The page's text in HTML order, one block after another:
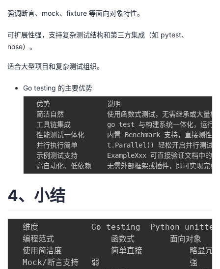
强调断言、mock、fixture 等面向对象特性。
可扩展性强，支持复杂测试结构和第三方集成（如 pytest、
nose）。
适合大型项目和复杂测试组织。
Go testing 的主要优势
  优势  				说明
  简洁自然    		使用函数式测试，无需继承或大量样板代码。
  工具链集成   		go test 与构建系统一体化，运行、性能、覆盖率一条命令搞定。
  性能测试一体化 		内置 Benchmark 支持，直接测性能数据。
  并行执行简单  		t.Parallel() 轻松开启并行测试。
  示例测试支持  		ExampleXxx 可直接验证文档中的代码示例。
4、小结
  维度  			Go testing  Python unittest
  编程范式    		函数式 		面向对象
  使用简洁度   		简单直接  		略显冗长
  Mock/断言支持  	弱 					强